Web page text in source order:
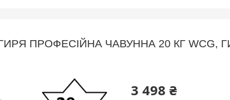
ПРОФЕСІЙНА ЧАВУННА 20 КГ WCG,
3 498 ₴